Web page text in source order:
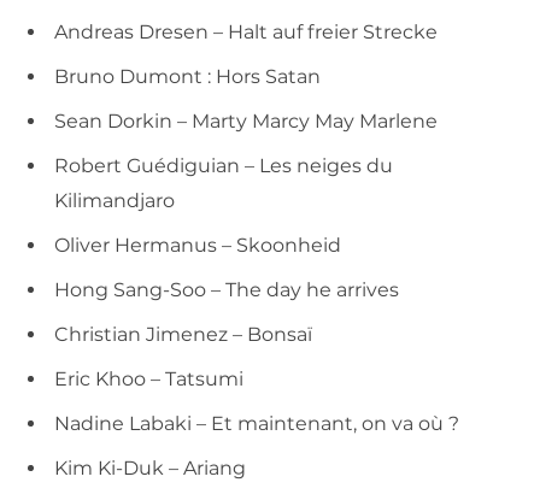
Andreas Dresen – Halt auf freier Strecke
Bruno Dumont : Hors Satan
Sean Dorkin – Marty Marcy May Marlene
Robert Guédiguian – Les neiges du
Kilimandjaro
Oliver Hermanus – Skoonheid
Hong Sang-Soo – The day he arrives
Christian Jimenez – Bonsaï
Eric Khoo – Tatsumi
Nadine Labaki – Et maintenant, on va où ?
Kim Ki-Duk – Ariang